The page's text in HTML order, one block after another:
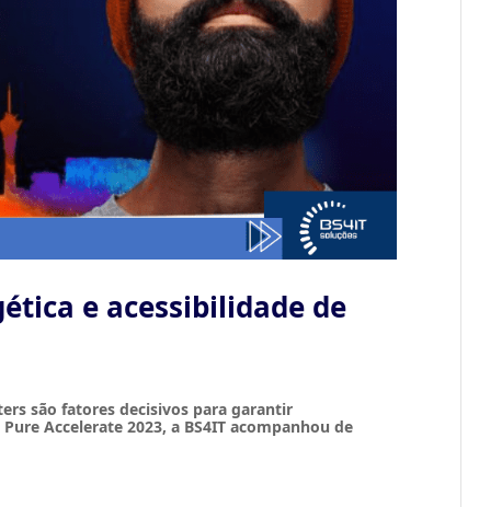
anúncios ou conteúdo personalizado e
e acessibilidade de
são fatores decisivos para garantir
Accelerate 2023, a BS4IT acompanhou de